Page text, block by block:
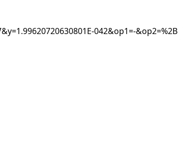
042&op1=-&op2=%2B